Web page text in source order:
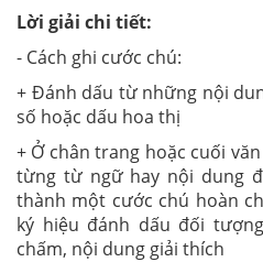
Lời giải chi tiết:
- Cách ghi cước chú:
+ Đánh dấu từ những nội
số hoặc dấu hoa thị
+ Ở chân trang hoặc cuối
từng từ ngữ hay nội dung
thành một cước chú hoàn
ký hiệu đánh dấu đối
chấm, nội dung giải thích